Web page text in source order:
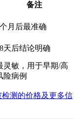
备注
月后最准确
天后结论明确
灵敏，用于早期/高
险病例
测的价格及更多信